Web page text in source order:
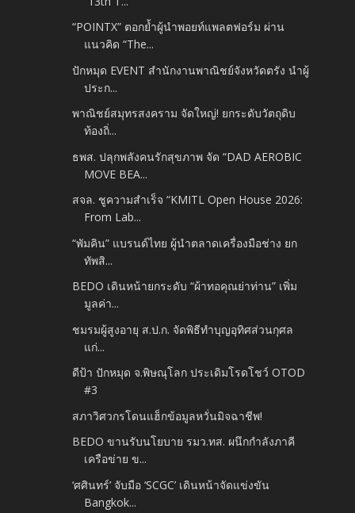
“POINTX” ตอกย้ำผู้นำพอยท์แพลตฟอร์ม ผ่าน
แนวคิด “The...
ปักหมุด EVENT สำนักงานพาณิชย์จังหวัดตรัง นำผู้
ประก...
พาณิชย์สมุทรสงคราม จัดใหญ่! ยกระดับวัตถุดิบ
ท้องถิ่...
ธพส. ปลุกพลังคนรักสุขภาพ จัด “DAD AEROBIC
MOVE BEA...
สจล. ชูความสำเร็จ “KMITL Open House 2026:
From Lab...
“พัมคิน” แบรนด์ไทย ผู้นำตลาดเครื่องมือช่าง ยก
ทัพสิ...
BEDO เดินหน้ายกระดับ “ผ้าทอคุณย่าท่าน” เพิ่ม
มูลค่า...
ชมรมผู้สูงอายุ ส.ป.ก. จัดพิธีทำบุญอุทิศส่วนกุศล
แก่...
ดีป้า ปักหมุด จ.พิษณุโลก ประเดิมโรดโชว์ OTOD
#3
สภาวิศวกรโดนแฮ็กข้อมูลหวั่นมิจฉาชีพ!
BEDO ขานรับนโยบาย รมว.ทส. ผนึกกำลังภาคี
เครือข่าย ข...
‘ศศินทร์’ จับมือ ‘SCGC’ เดินหน้าจัดแข่งขัน
Bangkok...